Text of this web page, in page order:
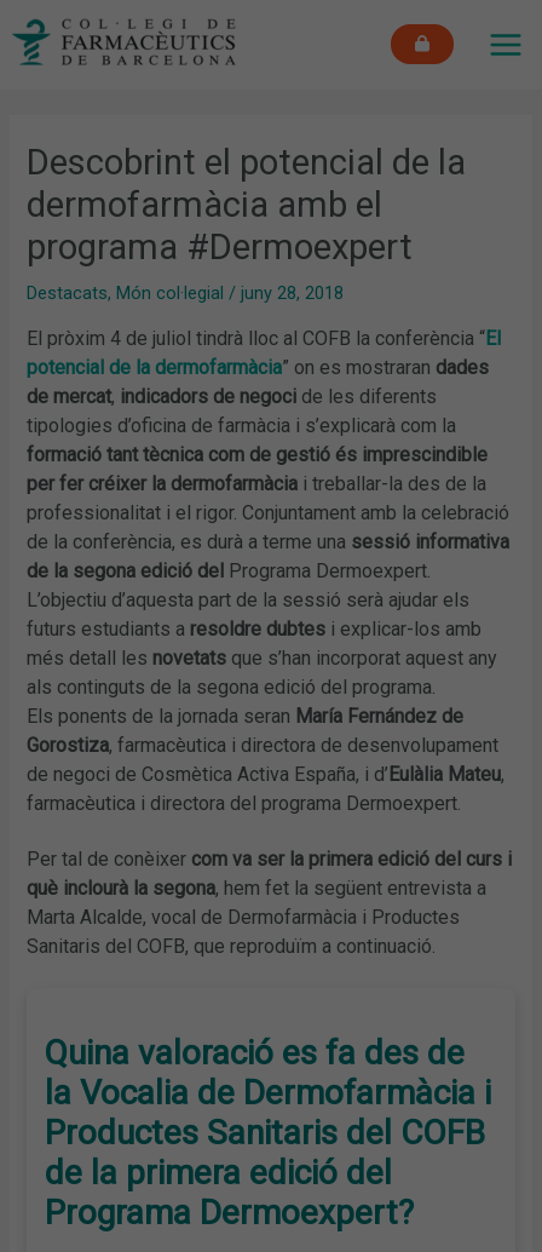
Descobrint el potencial de la
dermofarmàcia amb el
programa #Dermoexpert
Destacats, Món col·legial /juny 28, 2018
El pròxim 4 de juliol tindrà lloc al COFB la conferència “El
potencial de la dermofarmàcia” on es mostraran dades
de mercat, indicadors de negoci de les diferents
tipologies d’oficina de farmàcia i s’explicarà com la
formació tant tècnica com de gestió és imprescindible
per fer créixer la dermofarmàcia i treballar-la des de la
professionalitat i el rigor. Conjuntament amb la celebració
de la conferència, es durà a terme una sessió informativa
de la segona edició del Programa Dermoexpert.
L’objectiu d’aquesta part de la sessió serà ajudar els
futurs estudiants a resoldre dubtes i explicar-los amb
més detall les novetats que s’han incorporat aquest any
als continguts de la segona edició del programa.
Els ponents de la jornada seran María Fernández de
Gorostiza, farmacèutica i directora de desenvolupament
de negoci de Cosmètica Activa España, i d’ Eulàlia Mateu,
farmacèutica i directora del programa Dermoexpert.
Per tal de conèixer com va ser la primera edició del curs i
què inclourà la segona, hem fet la següent entrevista a
Marta Alcalde, vocal de Dermofarmàcia i Productes
Sanitaris del COFB, que reproduïm a continuació.
Quina valoració es fa des de
la Vocalia de Dermofarmàcia i
Productes Sanitaris del COFB
de la primera edició del
Programa Dermoexpert?